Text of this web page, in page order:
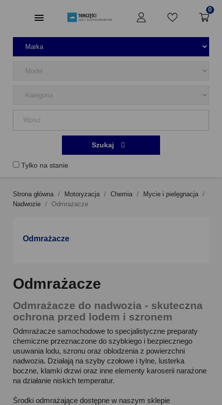
0
Tylko na stanie
Szukaj
Strona główna Motoryzacja Chemia
Mycie i pielęgnacja
Nadwozie
Odmrażacze
Odmrażacze
Odmrażacze
Odmrażacze do nadwozia - skuteczna
ochrona przed lodem i szronem
Odmrażacze samochodowe to specjalistyczne preparaty
chemiczne przeznaczone do szybkiego i bezpiecznego
usuwania lodu, szronu oraz oblodzenia z powierzchni
nadwozia. Działają na szyby czołowe i tylne, lusterka
boczne, klamki drzwi oraz inne elementy karoserii narażone
na działanie niskich temperatur.
Środki odmrażające dostępne w naszym sklepie